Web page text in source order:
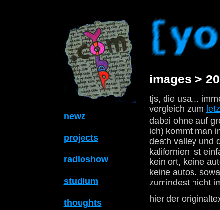
newz
projects
radioshow
studium
thoughts
images >
tjs, die usa...
vergleich zum
dabei ohne auf
ich) kommt man
death valley und
kalifornien ist
kein ort, keine
keine autos.
zumindest nicht
hier der